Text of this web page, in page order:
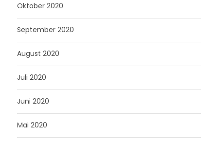
Oktober 2020
September 2020
August 2020
Juli 2020
Juni 2020
Mai 2020